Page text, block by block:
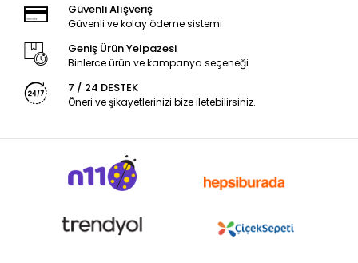
Güvenli Alışveriş
Güvenli ve kolay ödeme sistemi
Geniş Ürün Yelpazesi
Binlerce ürün ve kampanya seçeneği
7 / 24 DESTEK
Öneri ve şikayetlerinizi bize iletebilirsiniz.